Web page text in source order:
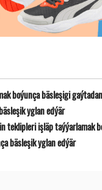
boýunça bäsleşigi
yglan edýär
işläp taýýarlamak
bäsleşik yglan edýär